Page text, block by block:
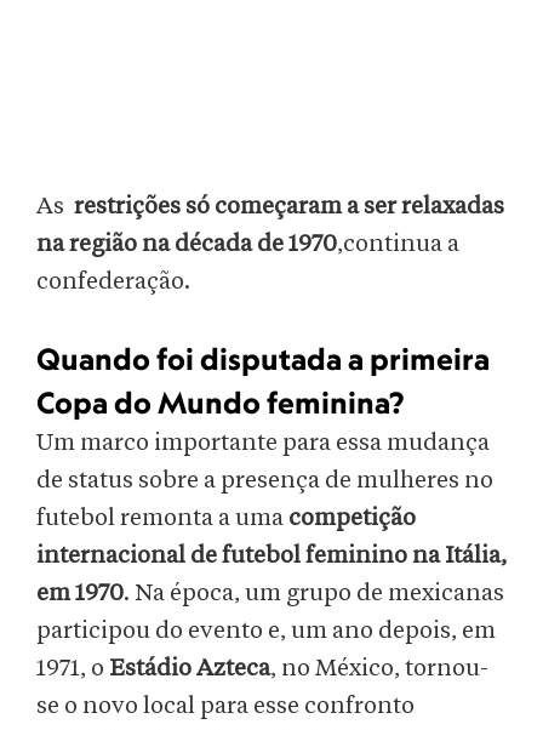
As restrições só começaram a ser relaxadas
na região na década de 1970,continua a
confederação.
Quando foi disputada a primeira
Copa do Mundo feminina?
Um marco importante para essa mudança
de status sobre a presença de mulheres no
futebol remonta a uma competição
internacional de futebol feminino na Itália,
em 1970. Na época, um grupo de mexicanas
participou do evento e, um ano depois, em
1971, o Estádio Azteca, no México, tornou-
se o novo local para esse confronto